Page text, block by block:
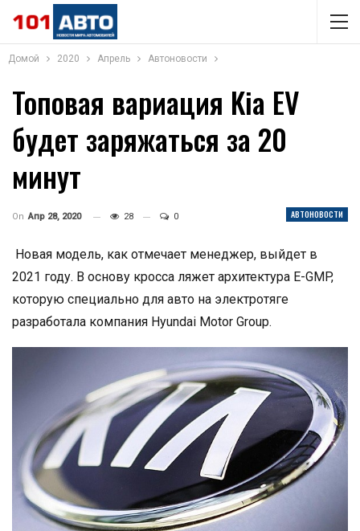
Домой 2020 Апрель Автоновости
Топовая вариация Kia EV
будет заряжаться за 20
минут
АВТОНОВОСТИ
On Апр 28, 2020 28 0
Новая модель, как отмечает менеджер, выйдет в
2021 году. В основу кросса ляжет архитектура E-GMP,
которую специально для авто на электротяге
разработала компания Hyundai Motor Group.